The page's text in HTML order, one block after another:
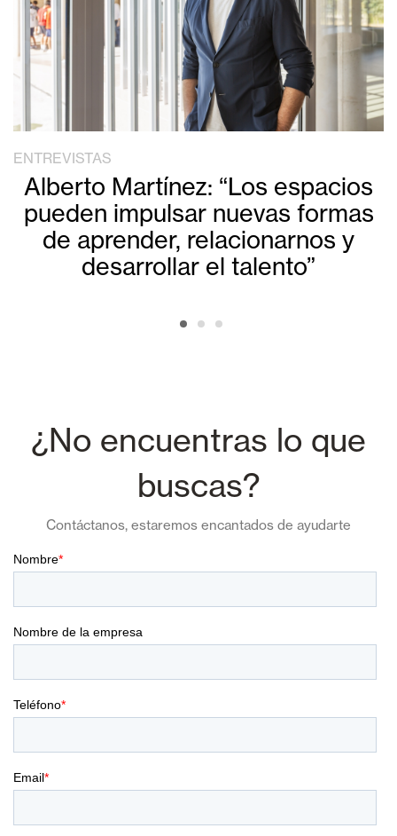
ENTREVISTAS
Alberto Martínez: “Los espacios
pueden impulsar nuevas formas
de aprender, relacionarnos y
desarrollar el talento”
¿No encuentras lo que
buscas?
Contáctanos, estaremos encantados de ayudarte